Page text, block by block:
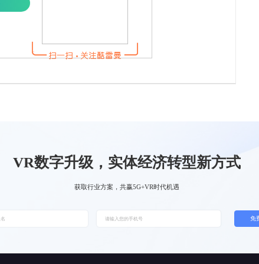
VR数字升级，实体经济转型新方式
获取行业方案，共赢5G+VR时代机遇
免